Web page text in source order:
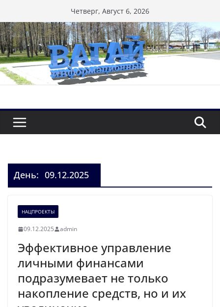
к
содержимому
Четверг, Август 6, 2026
День: 09.12.2025
НАЦПРОЕКТЫ
09.12.2025 admin
Эффективное управление
личными финансами
подразумевает не только
накопление средств, но и их